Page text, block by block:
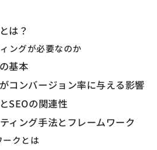
は？
ングが必要なのか
基本
コンバージョン率に与える影響
SEOの関連性
ィング手法とフレームワーク
クとは